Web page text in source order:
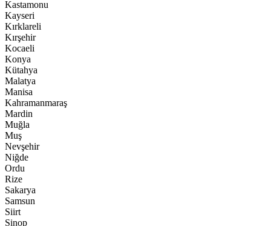
Kastamonu
Kayseri
Kırklareli
Kırşehir
Kocaeli
Konya
Kütahya
Malatya
Manisa
Kahramanmaraş
Mardin
Muğla
Muş
Nevşehir
Niğde
Ordu
Rize
Sakarya
Samsun
Siirt
Sinop